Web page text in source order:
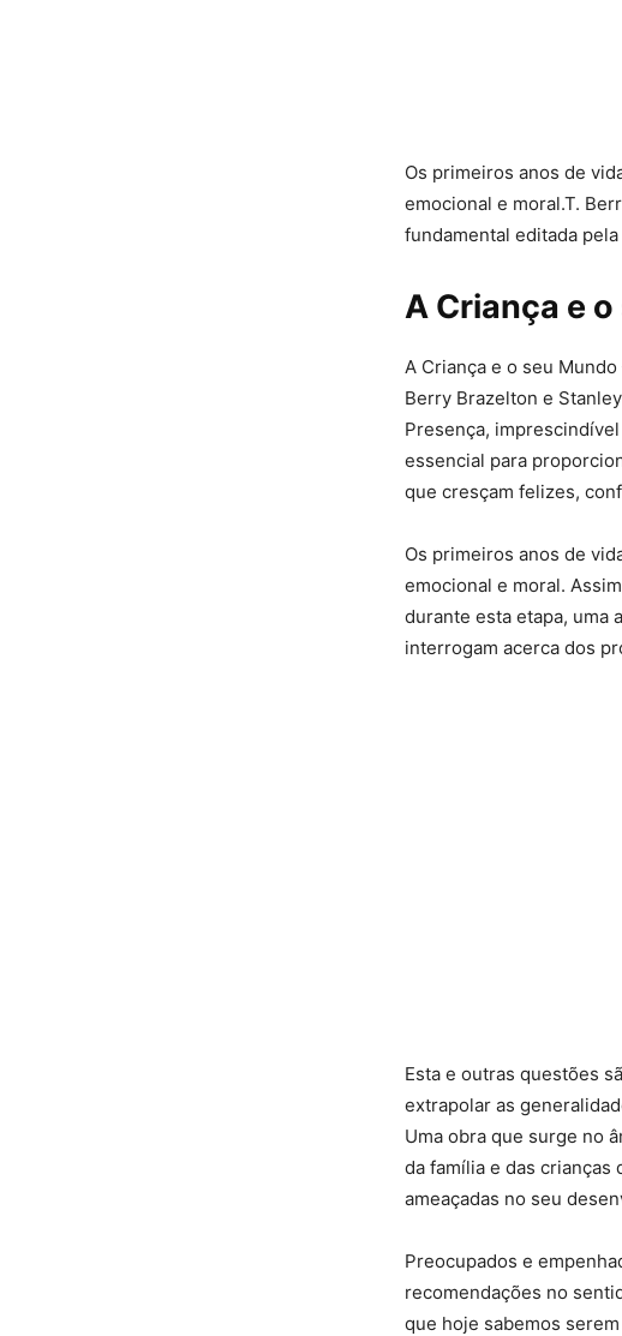
Os primeiros anos de
emocional e moral.T.
fundamental editada
A Criança e
A Criança e o seu
Berry Brazelton e
Presença,
essencial para
que cresçam felizes,
Os primeiros anos de
emocional e moral.
durante esta etapa, uma
interrogam acerca dos
Esta e outras questões
extrapolar as
Uma obra que surge no
da família e das crianças
ameaçadas no seu
Preocupados e
recomendações no
que hoje sabemos